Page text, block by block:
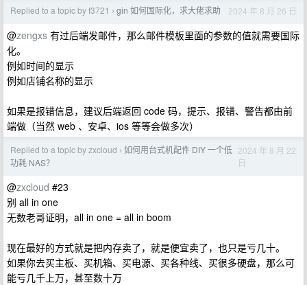
Replied to a topic by f3721 › gin 如何国际化，求大佬求助 2024 年 8 月 26 日
@zengxs 有过后端发邮件，那么邮件模板里面的参数的值就需要国际
化。
例如时间的显示
例如店铺名称的显示
如果是报错信息，建议后端返回 code 码，提示、报错、警告都由前
端做（当然 web 、安卓、ios 等等会做多次）
Replied to a topic by zxcloud › 如何用台式机配件 DIY 一个低
功耗 NAS？
2024 年 8 月 22
日
@zxcloud #23
别 all in one
无数老哥证明，all in one = all in boom
现在最好的方式就是把内存卖了，就是便宜卖了，也只是亏几十。
如果你去买主板、买机箱、买电源、买各种线、买很多硬盘，那么可
能亏几千上万，甚至数十万